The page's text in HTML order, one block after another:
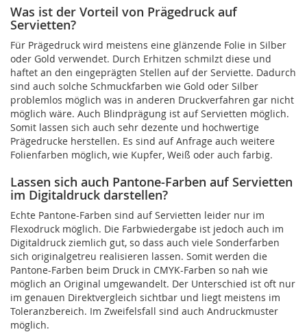
Was ist der Vorteil von Prägedruck auf
Servietten?
Für Prägedruck wird meistens eine glänzende Folie in Silber
oder Gold verwendet. Durch Erhitzen schmilzt diese und
haftet an den eingeprägten Stellen auf der Serviette. Dadurch
sind auch solche Schmuckfarben wie Gold oder Silber
problemlos möglich was in anderen Druckverfahren gar nicht
möglich wäre. Auch Blindprägung ist auf Servietten möglich.
Somit lassen sich auch sehr dezente und hochwertige
Prägedrucke herstellen. Es sind auf Anfrage auch weitere
Folienfarben möglich, wie Kupfer, Weiß oder auch farbig.
Lassen sich auch Pantone-Farben auf Servietten
im Digitaldruck darstellen?
Echte Pantone-Farben sind auf Servietten leider nur im
Flexodruck möglich. Die Farbwiedergabe ist jedoch auch im
Digitaldruck ziemlich gut, so dass auch viele Sonderfarben
sich originalgetreu realisieren lassen. Somit werden die
Pantone-Farben beim Druck in CMYK-Farben so nah wie
möglich an Original umgewandelt. Der Unterschied ist oft nur
im genauen Direktvergleich sichtbar und liegt meistens im
Toleranzbereich. Im Zweifelsfall sind auch Andruckmuster
möglich.